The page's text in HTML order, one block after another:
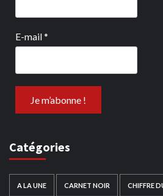
E-mail*
Catégories
A LA UNE CARNET NOIR CHIFFRE